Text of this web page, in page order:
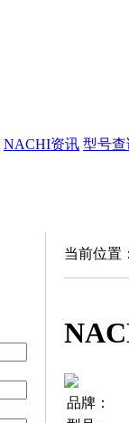
NACHI资讯 型号查
当前位置：
品牌：